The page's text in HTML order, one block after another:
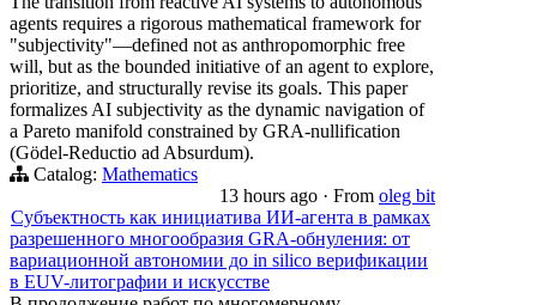
agents requires a rigorous mathematical framework for
"subjectivity"—defined not as anthropomorphic free
will, but as the bounded initiative of an agent to explore,
prioritize, and structurally revise its goals. This paper
formalizes AI subjectivity as the dynamic navigation of
a Pareto manifold constrained by GRA-nullification
(Gödel-Reductio ad Absurdum).
Catalog: Mathematics
13 hours ago · From oleg bit
Субъектность как инициатива ИИ-агента в рамках
разрешенного многообразия GRA-обнуления: от
вариационной автономии до in silico верификации
в EUV-литографии и искусстве